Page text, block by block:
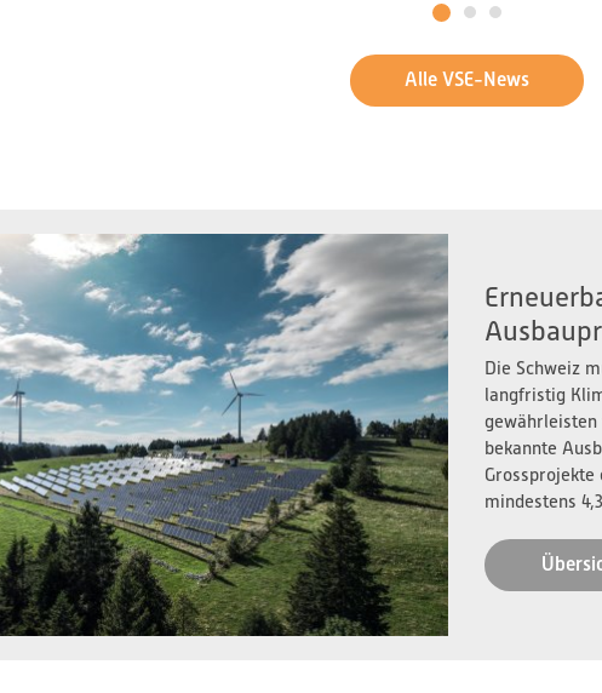
1 2 3
Alle VSE-News
Die Schweiz
langfristig
gewährleisten
bekannte
mindestens